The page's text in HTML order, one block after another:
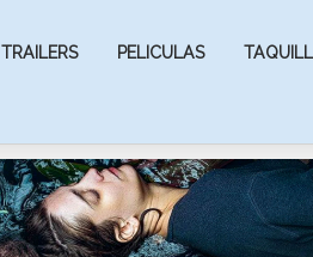
TRAILERS PELICULAS